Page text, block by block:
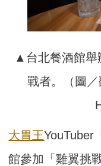
▲台北餐酒館舉
戰者。（圖
大胃王YouTuber「
館參加「雞翼挑